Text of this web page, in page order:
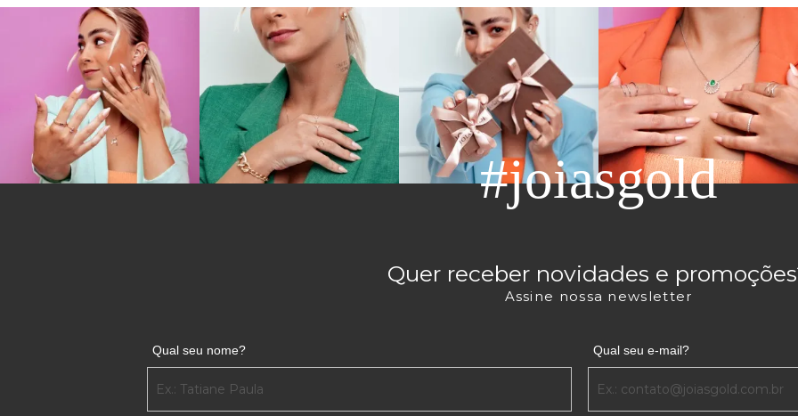
#joiasgold
Quer receber novidades e
Assine nossa newsletter
Qual seu nome? Qual seu e-mail?